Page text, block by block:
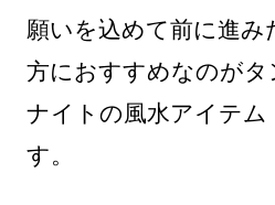
願いを込めて前に進
方におすすめなのが
ナイトの風水アイテ
す。